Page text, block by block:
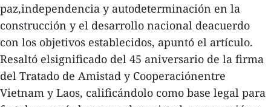
paz,independencia y autodeterminación en la
construcción y el desarrollo nacional deacuerdo
con los objetivos establecidos, apuntó el artículo.
Resaltó elsignificado del 45 aniversario de la firma
del Tratado de Amistad y Cooperaciónentre
Vietnam y Laos, calificándolo como base legal para